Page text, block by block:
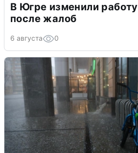
В Югре изменили
после жалоб
6 августа 0